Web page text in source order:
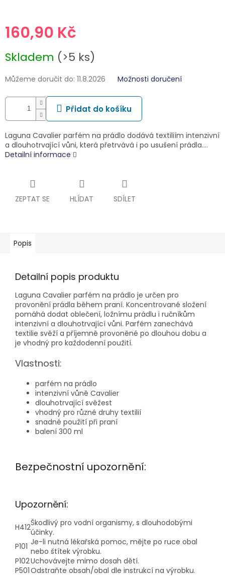
160,90 Kč
cena:
Skladem (>5 ks)
Můžeme doručit do: 11.8.2026 Možnosti doručení
Přidat do košíku
Laguna Cavalier parfém na prádlo dodává textiliím intenzivní
a dlouhotrvající vůni, která přetrvává i po usušení prádla.…
Detailní informace
ZEPTAT SE HLÍDAT SDÍLET
Popis
Detailní popis produktu
Laguna Cavalier parfém na prádlo je určen pro
provonění prádla během praní. Koncentrované složení
pomáhá dodat oblečení, ložnímu prádlu i ručníkům
intenzivní a dlouhotrvající vůni. Parfém zanechává
textilie svěží a příjemně provoněné po dlouhou dobu a
je vhodný pro každodenní použití.
Vlastnosti:
parfém na prádlo
intenzivní vůně Cavalier
dlouhotrvající svěžest
vhodný pro různé druhy textilií
snadné použití při praní
balení 300 ml
Bezpečnostní upozornění:
Upozornění:
H412Škodlivý pro vodní organismy, s dlouhodobými
účinky.
P101 Je-li nutná lékařská pomoc, mějte po ruce obal
nebo štítek výrobku.
P102Uchovávejte mimo dosah dětí.
P501Odstraňte obsah/obal dle instrukcí na výrobku.